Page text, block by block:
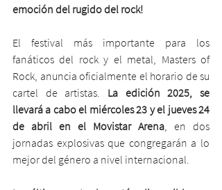
emoción del rugido del rock!
El festival más importante para los
fanáticos del rock y el metal, Masters of
Rock, anuncia oficialmente el horario de su
cartel de artistas. La edición 2025, se
llevará a cabo el miércoles 23 y el jueves 24
de abril en el Movistar Arena, en dos
jornadas explosivas que congregarán a lo
mejor del género a nivel internacional.